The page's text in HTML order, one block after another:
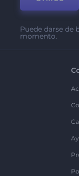
Puede darse de
momento.